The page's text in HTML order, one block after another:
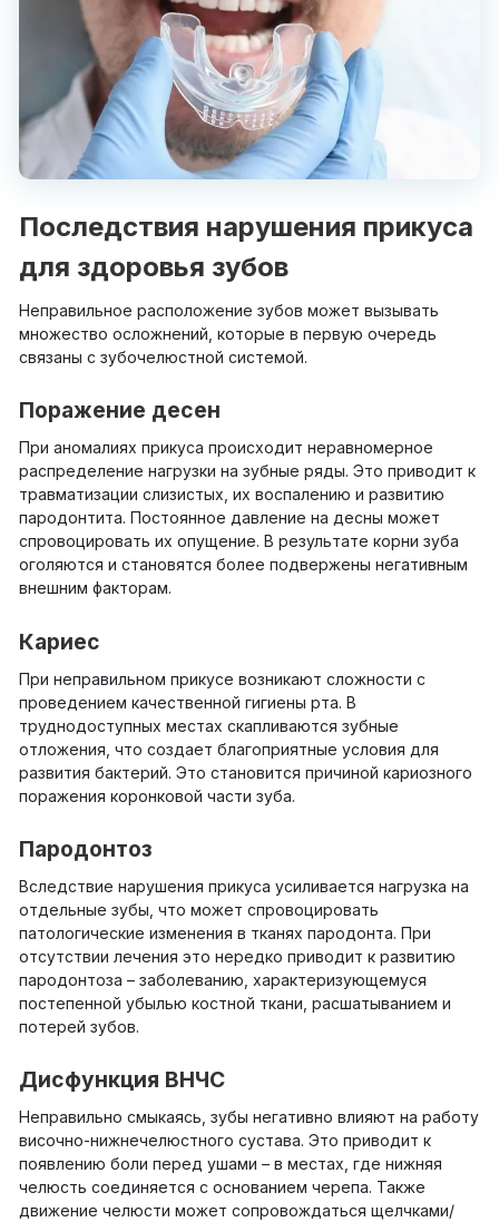
Последствия нарушения прикуса
для здоровья зубов
Неправильное расположение зубов может вызывать
множество осложнений, которые в первую очередь
связаны с зубочелюстной системой.
Поражение десен
При аномалиях прикуса происходит неравномерное
распределение нагрузки на зубные ряды. Это приводит к
травматизации слизистых, их воспалению и развитию
пародонтита. Постоянное давление на десны может
спровоцировать их опущение. В результате корни зуба
оголяются и становятся более подвержены негативным
внешним факторам.
Кариес
При неправильном прикусе возникают сложности с
проведением качественной гигиены рта. В
труднодоступных местах скапливаются зубные
отложения, что создает благоприятные условия для
развития бактерий. Это становится причиной кариозного
поражения коронковой части зуба.
Пародонтоз
Вследствие нарушения прикуса усиливается нагрузка на
отдельные зубы, что может спровоцировать
патологические изменения в тканях пародонта. При
отсутствии лечения это нередко приводит к развитию
пародонтоза – заболеванию, характеризующемуся
постепенной убылью костной ткани, расшатыванием и
потерей зубов.
Дисфункция ВНЧС
Неправильно смыкаясь, зубы негативно влияют на работу
височно-нижнечелюстного сустава. Это приводит к
появлению боли перед ушами – в местах, где нижняя
челюсть соединяется с основанием черепа. Также
движение челюсти может сопровождаться щелчками/